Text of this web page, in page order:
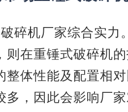
碎机厂家综合实力
则在重锤式破碎机
整体性能及配置相
多，因此会影响厂